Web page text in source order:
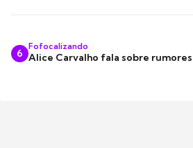
6
Fofocalizando
Alice Carvalho fala sobre